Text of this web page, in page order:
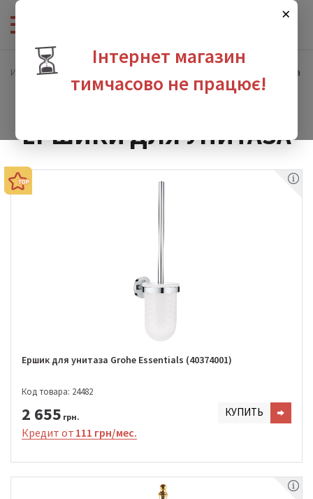
×
⏳
Інтернет магазин
тимчасово не працює!
Интернет-магазин сантехники Ершики для унитаза
ЕРШИКИ ДЛЯ УНИТАЗА
Ершик для унитаза Grohe Essentials (40374001)
Код товара: 24482
2 655 грн. КУПИТЬ
Кредит от 111 грн/мес.